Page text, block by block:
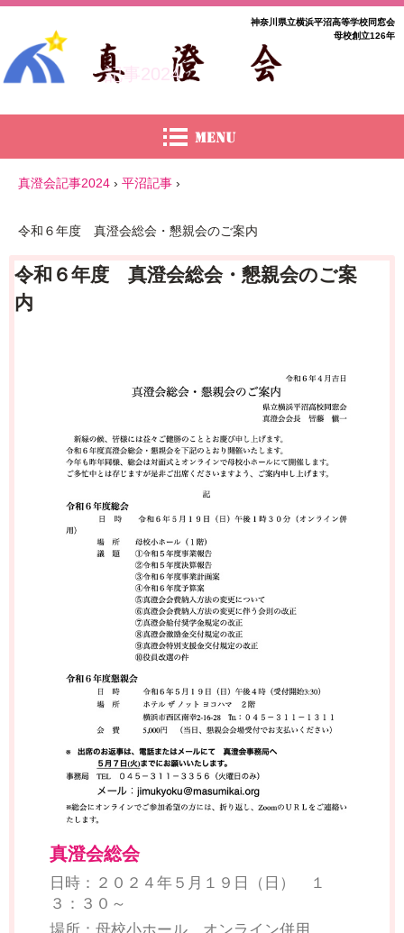
記事2024
神奈川県立横浜平沼高等学校同窓会
母校創立126年
真澄会記事2024 › 平沼記事 ›
令和６年度 真澄会総会・懇親会のご案内
令和６年度 真澄会総会・懇親会のご案
内
真澄会総会
日時：２０２４年５月１９日（日） １
３：３０～